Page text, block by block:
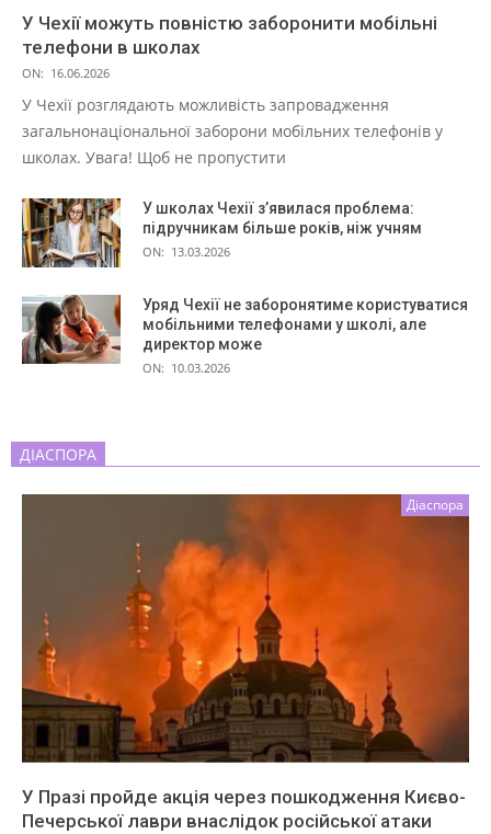
У Чехії можуть повністю заборонити мобільні
телефони в школах
ON: 16.06.2026
У Чехії розглядають можливість запровадження
загальнонаціональної заборони мобільних телефонів у
школах. Увага! Щоб не пропустити
У школах Чехії з’явилася проблема:
підручникам більше років, ніж учням
ON: 13.03.2026
Уряд Чехії не заборонятиме користуватися
мобільними телефонами у школі, але
директор може
ON: 10.03.2026
ДІАСПОРА
Діаспора
У Празі пройде акція через пошкодження Києво-
Печерської лаври внаслідок російської атаки